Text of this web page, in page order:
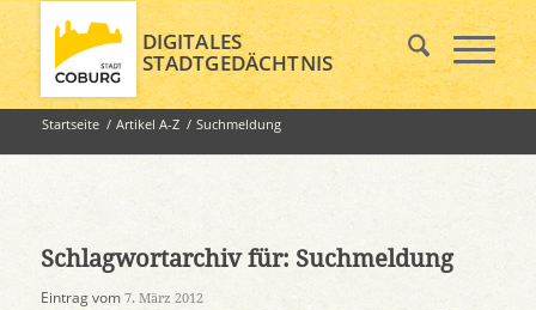
DIGITALES
STADTGEDÄCHTNIS
Startseite / Artikel A-Z / Suchmeldung
Schlagwortarchiv für: Suchmeldung
Eintrag vom 7. März 2012